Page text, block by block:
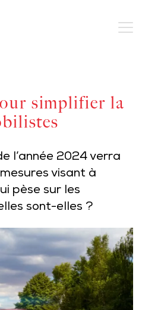
simplifier la
l’année 2024 verra
visant à
pèse sur les
sont-elles ?